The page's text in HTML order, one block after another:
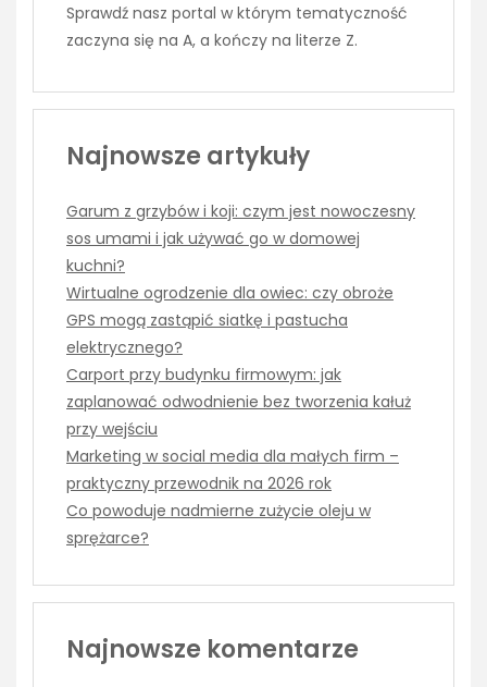
Sprawdź nasz portal w którym tematyczność
zaczyna się na A, a kończy na literze Z.
Najnowsze artykuły
Garum z grzybów i koji: czym jest nowoczesny
sos umami i jak używać go w domowej
kuchni?
Wirtualne ogrodzenie dla owiec: czy obroże
GPS mogą zastąpić siatkę i pastucha
elektrycznego?
Carport przy budynku firmowym: jak
zaplanować odwodnienie bez tworzenia kałuż
przy wejściu
Marketing w social media dla małych firm –
praktyczny przewodnik na 2026 rok
Co powoduje nadmierne zużycie oleju w
sprężarce?
Najnowsze komentarze